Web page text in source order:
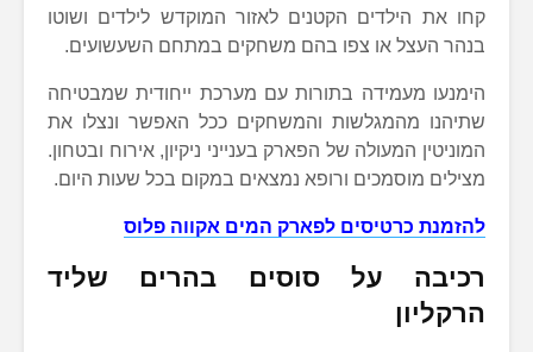
קחו את הילדים הקטנים לאזור המוקדש לילדים ושוטו
בנהר העצל או צפו בהם משחקים במתחם השעשועים.
הימנעו מעמידה בתורות עם מערכת ייחודית שמבטיחה
שתיהנו מהמגלשות והמשחקים ככל האפשר ונצלו את
המוניטין המעולה של הפארק בענייני ניקיון, אירוח ובטחון.
מצילים מוסמכים ורופא נמצאים במקום בכל שעות היום.
להזמנת כרטיסים לפארק המים אקווה פלוס
רכיבה על סוסים בהרים שליד
הרקליון